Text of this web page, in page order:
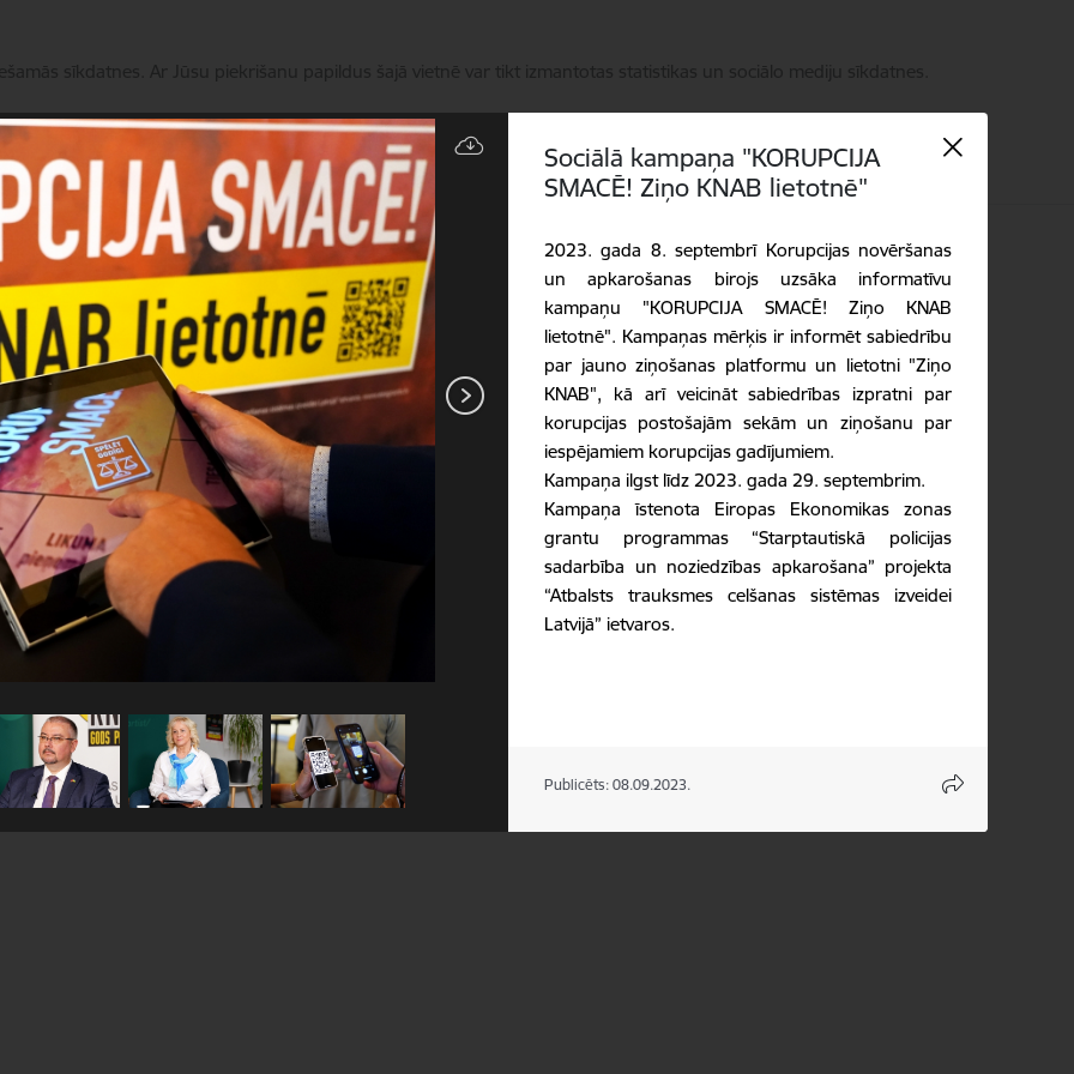
Pārvaldīt sīkdatnes
Darbības jomas Aktualitātes Kā ziņot KNAB Kontakti
Language
Sociālā kampaņa "KORUPCIJA
SMACĒ! Ziņo KNAB lietotnē"
2023. gada 8. septembrī Korupcijas novēršanas
un apkarošanas birojs uzsāka informatīvu
kampaņu "KORUPCIJA SMACĒ! Ziņo KNAB
lietotnē". Kampaņas mērķis ir informēt sabiedrību
par jauno ziņošanas platformu un lietotni "Ziņo
KNAB", kā arī veicināt sabiedrības izpratni par
korupcijas postošajām sekām un ziņošanu par
iespējamiem korupcijas gadījumiem.
Kampaņa ilgst līdz 2023. gada 29. septembrim.
Kampaņa īstenota Eiropas Ekonomikas zonas
grantu programmas “Starptautiskā policijas
sadarbība un noziedzības apkarošana” projekta
“Atbalsts trauksmes celšanas sistēmas izveidei
Latvijā” ietvaros.
Publicēts: 08.09.2023.